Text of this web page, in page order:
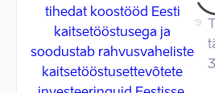
tihedat koostööd Eesti
kaitsetööstusega ja
soodustab rahvusvaheliste
kaitsetööstusettevõtete